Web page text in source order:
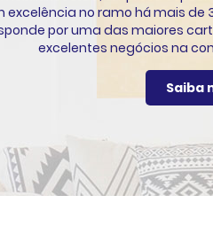
excelência no ramo há mais
por uma das maiores
excelentes negócios na
Saiba